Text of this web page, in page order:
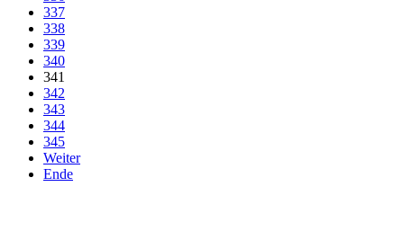
337
338
339
340
341
342
343
344
345
Weiter
Ende